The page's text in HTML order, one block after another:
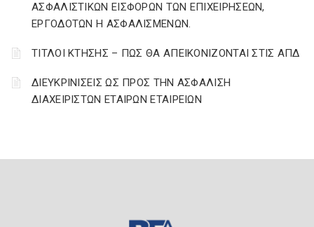
ΑΣΦΑΛΙΣΤΙΚΩΝ ΕΙΣΦΟΡΩΝ ΤΩΝ ΕΠΙΧΕΙΡΗΣΕΩΝ,
ΕΡΓΟΔΟΤΩΝ Η ΑΣΦΑΛΙΣΜΕΝΩΝ.
ΤΙΤΛΟΙ ΚΤΗΣΗΣ – ΠΩΣ ΘΑ ΑΠΕΙΚΟΝΙΖΟΝΤΑΙ ΣΤΙΣ ΑΠΔ
ΔΙΕΥΚΡΙΝΙΣΕΙΣ ΩΣ ΠΡΟΣ ΤΗΝ ΑΣΦΑΛΙΣΗ
ΔΙΑΧΕΙΡΙΣΤΩΝ ΕΤΑΙΡΩΝ ΕΤΑΙΡΕΙΩΝ